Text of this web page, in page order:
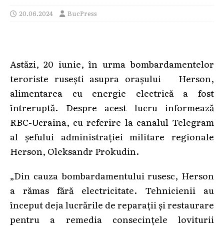
20.06.2024 BucPress
Astăzi, 20 iunie, în urma bombardamentelor
teroriste rusești asupra orașului Herson,
alimentarea cu energie electrică a fost
întreruptă. Despre acest lucru informează
RBC-Ucraina, cu referire la canalul Telegram
al șefului administrației militare regionale
Herson, Oleksandr Prokudin.
„Din cauza bombardamentului rusesc, Herson
a rămas fără electricitate. Tehnicienii au
început deja lucrările de reparații și restaurare
pentru a remedia consecințele loviturii